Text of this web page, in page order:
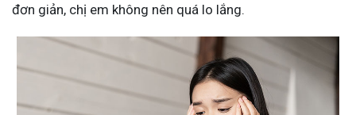
đơn giản, chị em không nên quá lo lắng.